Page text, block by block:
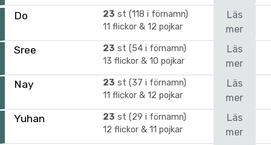
Do 23 st (118 i förnamn)
11 flickor & 12 pojkar
Läs
mer
Sree 23 st (54 i förnamn)
13 flickor & 10 pojkar
Läs
mer
Nay 23 st (37 i förnamn)
11 flickor & 12 pojkar
Läs
mer
Yuhan 23 st (29 i förnamn)
12 flickor & 11 pojkar
Läs
mer